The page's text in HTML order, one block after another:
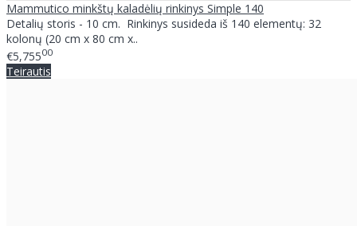
Mammutico minkštų kaladėlių rinkinys Simple 140
Detalių storis - 10 cm. Rinkinys susideda iš 140 elementų: 32
kolonų (20 cm x 80 cm x..
€5,75500
Teirautis